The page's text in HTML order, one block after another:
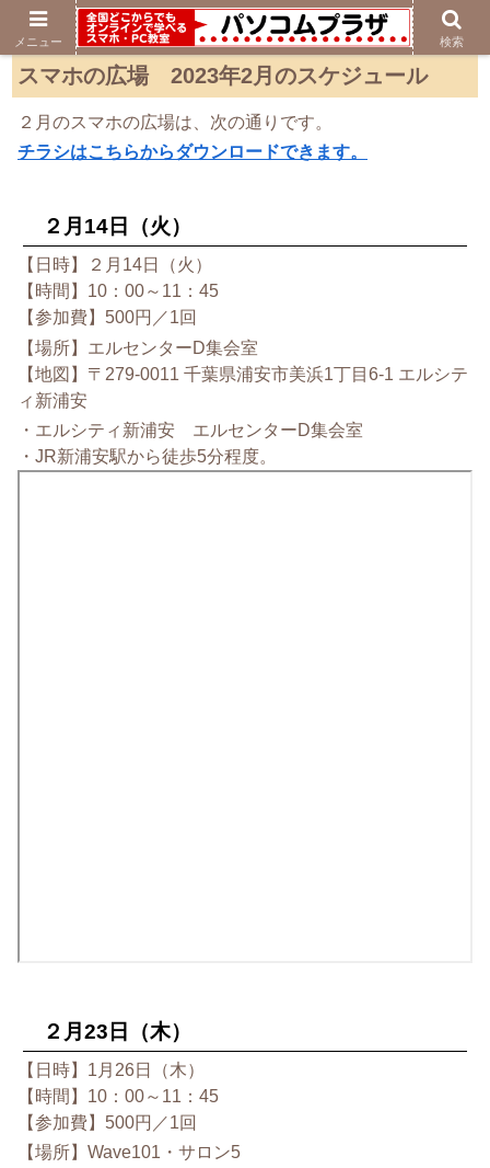
スマホの広場 2023年2月のスケジュール
２月のスマホの広場は、次の通りです。
チラシはこちらからダウンロードできます。
２月14日（火）
【日時】２月14日（火）
【時間】10：00～11：45
【参加費】500円／1回
【場所】エルセンターD集会室
【地図】〒279-0011 千葉県浦安市美浜1丁目6-1 エルシテ
ィ新浦安
・エルシティ新浦安 エルセンターD集会室
・JR新浦安駅から徒歩5分程度。
２月23日（木）
【日時】1月26日（木）
【時間】10：00～11：45
【参加費】500円／1回
【場所】Wave101・サロン5
メニュー 検索